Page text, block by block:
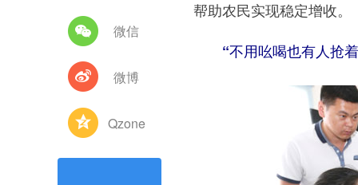
微信
微博
Qzone
帮助农民实现稳定增收。
“不用吆喝也有人抢